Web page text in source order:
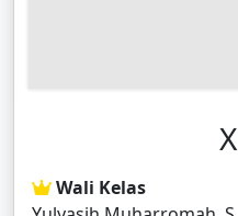
Wali Kelas